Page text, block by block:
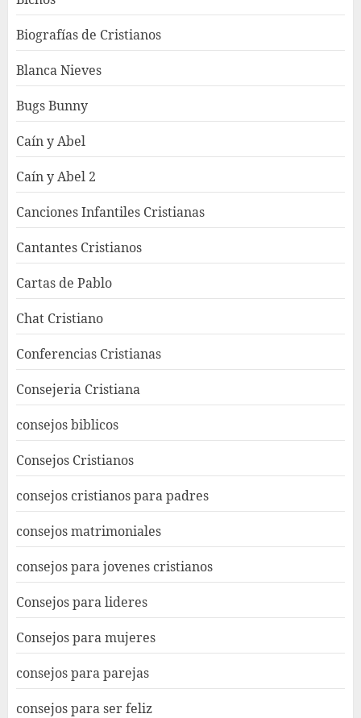
Biografías de Cristianos
Blanca Nieves
Bugs Bunny
Caín y Abel
Caín y Abel 2
Canciones Infantiles Cristianas
Cantantes Cristianos
Cartas de Pablo
Chat Cristiano
Conferencias Cristianas
Consejeria Cristiana
consejos biblicos
Consejos Cristianos
consejos cristianos para padres
consejos matrimoniales
consejos para jovenes cristianos
Consejos para lideres
Consejos para mujeres
consejos para parejas
consejos para ser feliz